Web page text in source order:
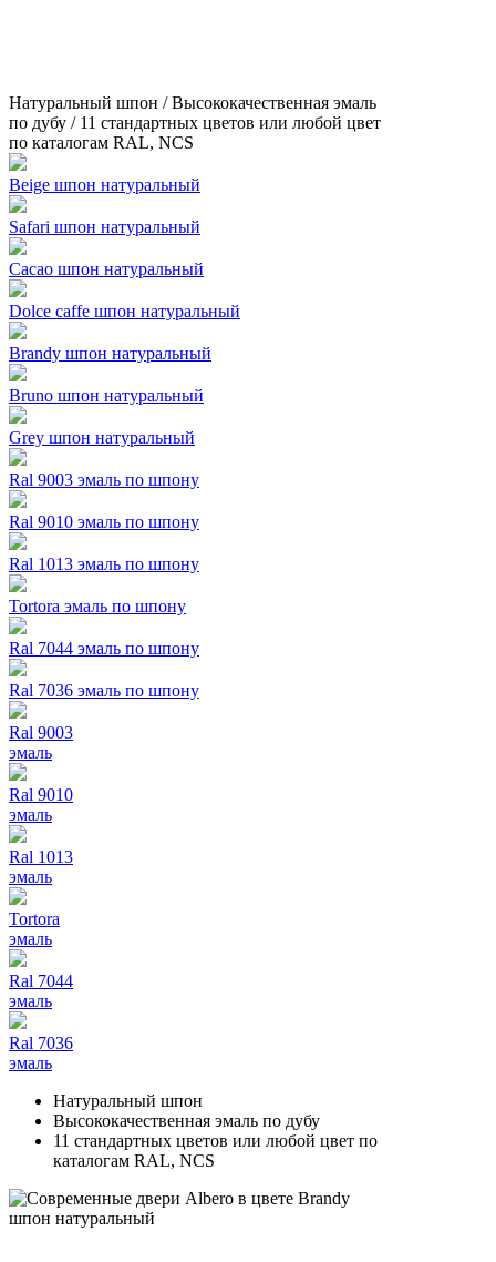
Натуральный шпон / Высококачественная эмаль
по дубу / 11 стандартных цветов или любой цвет
по каталогам RAL, NCS
Beige шпон натуральный
Safari шпон натуральный
Cacao шпон натуральный
Dolce caffe шпон натуральный
Brandy шпон натуральный
Bruno шпон натуральный
Grey шпон натуральный
Ral 9003 эмаль по шпону
Ral 9010 эмаль по шпону
Ral 1013 эмаль по шпону
Tortora эмаль по шпону
Ral 7044 эмаль по шпону
Ral 7036 эмаль по шпону
Ral 9003
эмаль
Ral 9010
эмаль
Ral 1013
эмаль
Tortora
эмаль
Ral 7044
эмаль
Ral 7036
эмаль
Натуральный шпон
Высококачественная эмаль по дубу
11 стандартных цветов или любой цвет по
каталогам RAL, NCS